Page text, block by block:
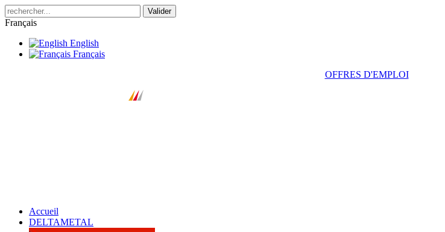
Valider
Français
English
Français
OFFRES D'EMPLOI
Accueil
DELTAMETAL